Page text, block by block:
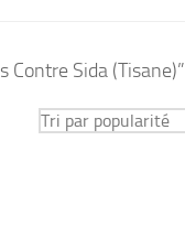
Sida (Tisane)”